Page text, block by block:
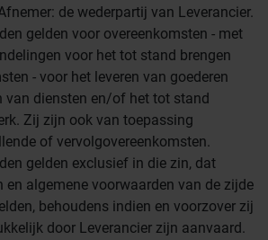
de wederpartij van Leverancier.
gelden voor overeenkomsten - met
voor het tot stand brengen
- voor het leveren van goederen
van diensten en/of het tot stand
Zij zijn ook van toepassing
of vervolgovereenkomsten.
gelden exclusief in die zin, dat
en algemene voorwaarden van de zijde
behoudens indien en voorzover zij
door Leverancier zijn aanvaard.